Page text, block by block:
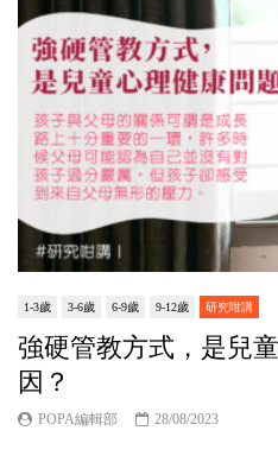
1-3歲 3-6歲 6-9歲 9-12歲 研究咁講
強硬管教方式，是兒
因？
POPA編輯部 28/08/2023